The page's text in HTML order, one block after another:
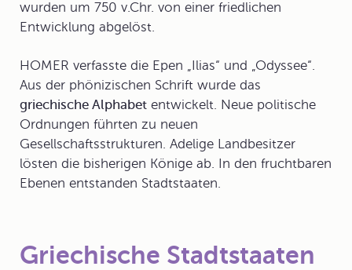
wurden um 750 v.Chr. von einer friedlichen
Entwicklung abgelöst.
HOMER verfasste die Epen „Ilias“ und „Odyssee“.
Aus der phönizischen Schrift wurde das
griechische Alphabet entwickelt. Neue politische
Ordnungen führten zu neuen
Gesellschaftsstrukturen. Adelige Landbesitzer
lösten die bisherigen Könige ab. In den fruchtbaren
Ebenen entstanden Stadtstaaten.
Griechische Stadtstaaten